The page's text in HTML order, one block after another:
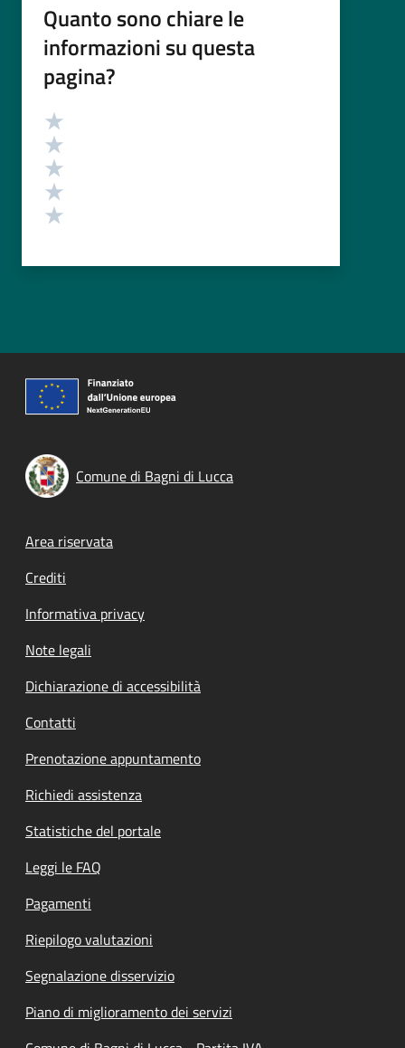
Quanto sono chiare le
informazioni su questa
pagina?
Valutazione
Comune di Bagni di Lucca
Footer menu
Area riservata
Crediti
Informativa privacy
Note legali
Dichiarazione di accessibilità
Contatti
Prenotazione appuntamento
Richiedi assistenza
Statistiche del portale
Leggi le FAQ
Pagamenti
Riepilogo valutazioni
Segnalazione disservizio
Piano di miglioramento dei servizi